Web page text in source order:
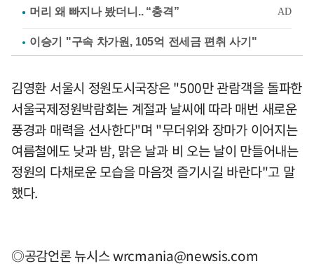
이승기 "구속 차가원, 105억 전세금 편취 사기"
김영환 서울시 정원도시국장은 "500만 관람객을 돌파한
서울국제정원박람회는 계절과 날씨에 따라 매번 새로운
풍경과 매력을 선사한다"며 "무더위와 장마가 이어지는
여름철에도 낮과 밤, 맑은 날과 비 오는 날이 만들어내는
정원의 다채로운 모습을 마음껏 즐기시길 바란다"고 말
했다.
◎공감언론 뉴시스wrcmania@newsis.com